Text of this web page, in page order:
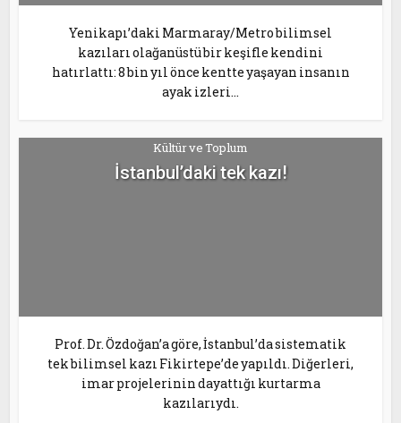
Yenikapı’daki Marmaray/Metro bilimsel
kazıları olağanüstü bir keşifle kendini
hatırlattı: 8 bin yıl önce kentte yaşayan insanın
ayak izleri...
Kültür ve Toplum
İstanbul’daki tek kazı!
Prof. Dr. Özdoğan’a göre, İstanbul’da sistematik
tek bilimsel kazı Fikirtepe’de yapıldı. Diğerleri,
imar projelerinin dayattığı kurtarma
kazılarıydı.